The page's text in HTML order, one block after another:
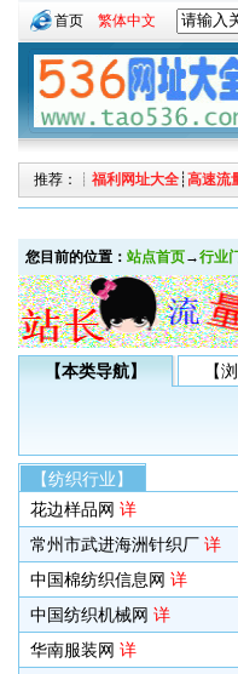
首页 繁体中文
推荐：┊ 福利网址大全 ┊ 高速流
您目前的位置： 站点首页→行业
【本类导航】 【
【纺织行业】
花边样品网 详
常州市武进海洲针织厂 详
中国棉纺织信息网 详
中国纺织机械网 详
华南服装网 详